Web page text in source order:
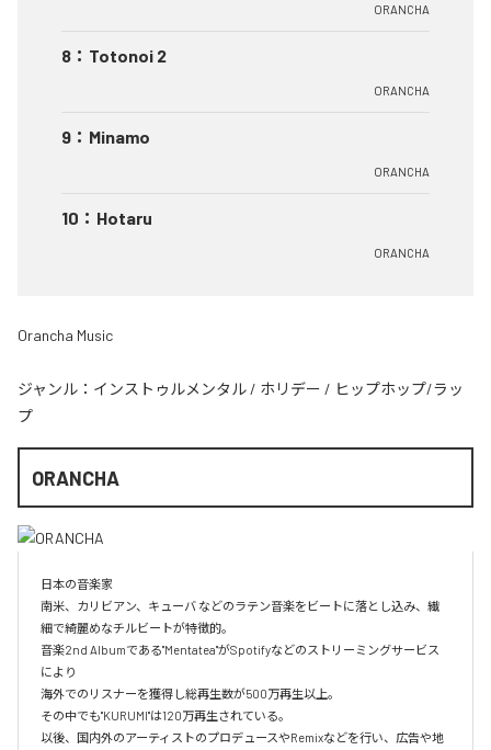
ORANCHA
8 ： Totonoi 2
ORANCHA
9 ： Minamo
ORANCHA
10 ： Hotaru
ORANCHA
Orancha Music
ジャンル： インストゥルメンタル / ホリデー / ヒップホップ/ラッ
プ
ORANCHA
日本の音楽家
南米、カリビアン、キューバ などのラテン音楽をビートに落とし込み、繊
細で綺麗めなチルビートが特徴的。
音楽2nd Albumである"Mentatea"がSpotifyなどのストリーミングサービス
により
海外でのリスナーを獲得し総再生数が500万再生以上。
その中でも"KURUMI"は120万再生されている。
以後、国内外のアーティストのプロデュースやRemixなどを行い、広告や地